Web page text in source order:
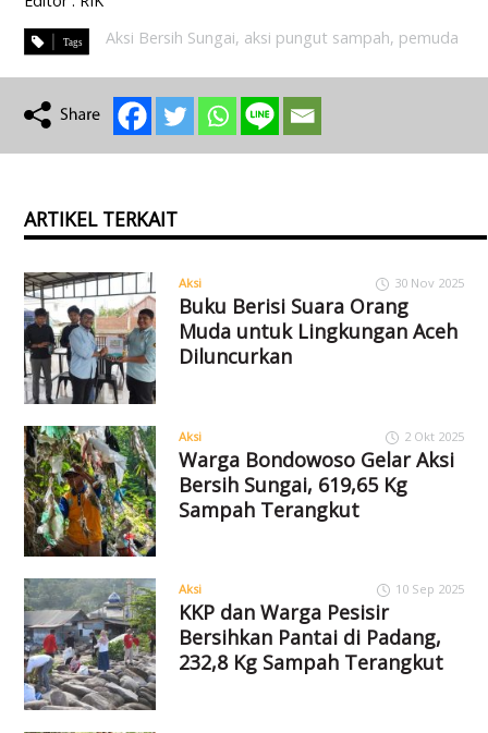
Aksi Bersih Sungai, aksi pungut sampah, pemuda
ARTIKEL TERKAIT
Aksi 30 Nov 2025
Buku Berisi Suara Orang
Muda untuk Lingkungan Aceh
Diluncurkan
Aksi 2 Okt 2025
Warga Bondowoso Gelar Aksi
Bersih Sungai, 619,65 Kg
Sampah Terangkut
Aksi 10 Sep 2025
KKP dan Warga Pesisir
Bersihkan Pantai di Padang,
232,8 Kg Sampah Terangkut